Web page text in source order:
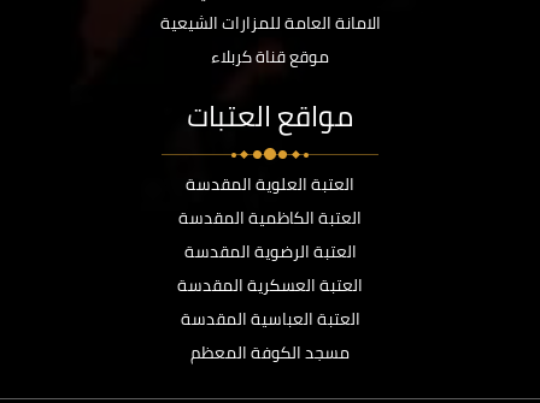
الامانة العامة للمزارات الشيعية
موقع قناة كربلاء
مواقع العتبات
العتبة العلوية المقدسة
العتبة الكاظمية المقدسة
العتبة الرضوية المقدسة
العتبة العسكرية المقدسة
العتبة العباسية المقدسة
مسجد الكوفة المعظم